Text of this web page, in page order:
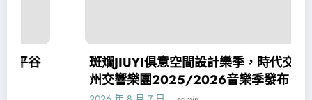
斑斕JIUYI俱意空間設計樂季，時代交響——廣
州交響樂團2025/2026音樂季發布